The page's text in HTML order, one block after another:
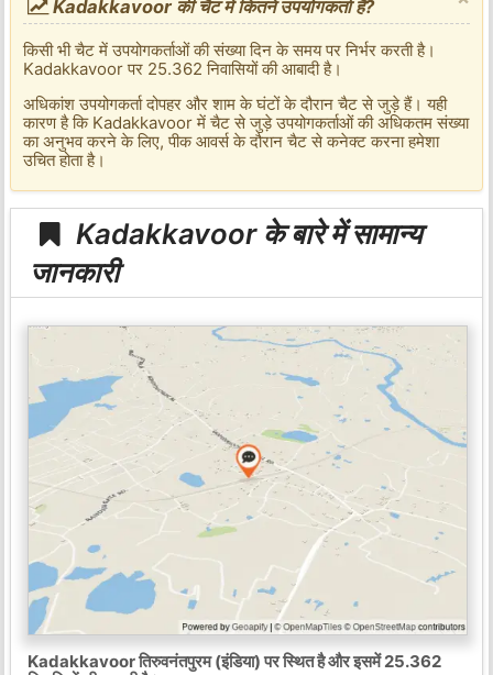
Kadakkavoor की चैट में कितने उपयोगकर्ता हैं?
किसी भी चैट में उपयोगकर्ताओं की संख्या दिन के समय पर निर्भर करती है।
Kadakkavoor पर 25.362 निवासियों की आबादी है।
अधिकांश उपयोगकर्ता दोपहर और शाम के घंटों के दौरान चैट से जुड़े हैं। यही
कारण है कि Kadakkavoor में चैट से जुड़े उपयोगकर्ताओं की अधिकतम संख्या
का अनुभव करने के लिए, पीक आवर्स के दौरान चैट से कनेक्ट करना हमेशा
उचित होता है।
Kadakkavoor के बारे में सामान्य
जानकारी
Kadakkavoor तिरुवनंतपुरम (इंडिया) पर स्थित है और इसमें 25.362